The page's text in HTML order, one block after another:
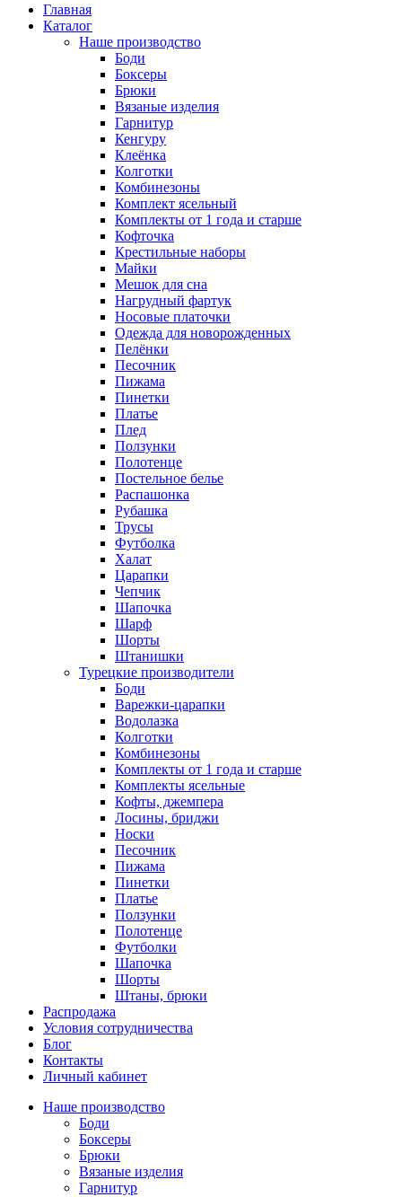
Главная
Каталог
Наше производство
Боди
Боксеры
Брюки
Вязаные изделия
Гарнитур
Кенгуру
Клеёнка
Колготки
Комбинезоны
Комплект ясельный
Комплекты от 1 года и старше
Кофточка
Крестильные наборы
Майки
Мешок для сна
Нагрудный фартук
Носовые платочки
Одежда для новорожденных
Пелёнки
Песочник
Пижама
Пинетки
Платье
Плед
Ползунки
Полотенце
Постельное белье
Распашонка
Рубашка
Трусы
Футболка
Халат
Царапки
Чепчик
Шапочка
Шарф
Шорты
Штанишки
Турецкие производители
Боди
Варежки-царапки
Водолазка
Колготки
Комбинезоны
Комплекты от 1 года и старше
Комплекты ясельные
Кофты, джемпера
Лосины, бриджи
Носки
Песочник
Пижама
Пинетки
Платье
Ползунки
Полотенце
Футболки
Шапочка
Шорты
Штаны, брюки
Распродажа
Условия сотрудничества
Блог
Контакты
Личный кабинет
Наше производство
Боди
Боксеры
Брюки
Вязаные изделия
Гарнитур